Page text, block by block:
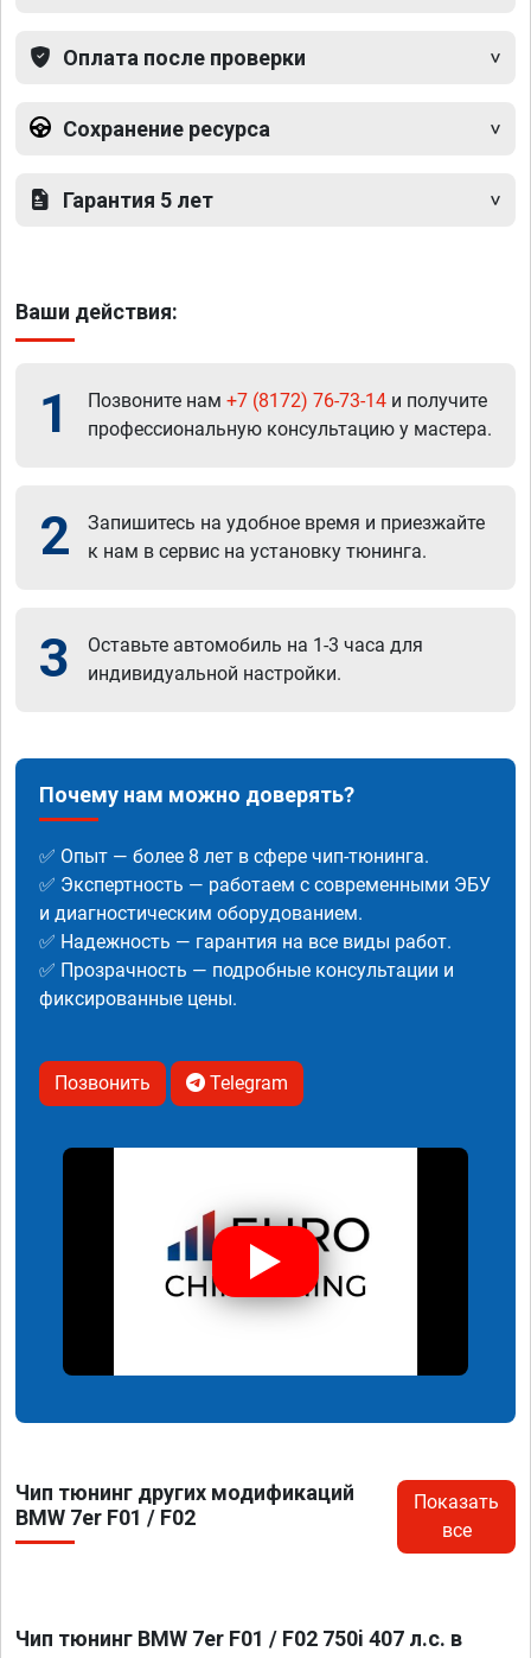
Оплата после проверки
Сохранение ресурса
Гарантия 5 лет
Ваши действия:
1 Позвоните нам +7 (8172) 76-73-14 и получите
профессиональную консультацию у мастера.
2
Запишитесь на удобное время и приезжайте
к нам в сервис на установку тюнинга.
3
Оставьте автомобиль на 1-3 часа для
индивидуальной настройки.
Почему нам можно доверять?
✅ Опыт — более 8 лет в сфере чип-тюнинга.
✅ Экспертность — работаем с современными ЭБУ
и диагностическим оборудованием.
✅ Надежность — гарантия на все виды работ.
✅ Прозрачность — подробные консультации и
фиксированные цены.
Позвонить Telegram
Чип тюнинг других модификаций
BMW 7er F01 / F02
Показать
все
Чип тюнинг BMW 7er F01 / F02 750i 407 л.с. в